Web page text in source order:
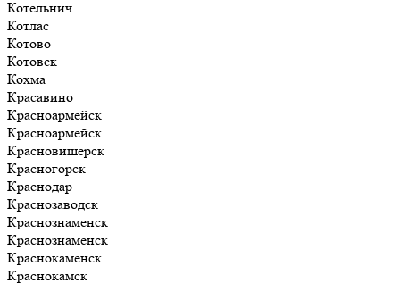
Котельнич
Котлас
Котово
Котовск
Кохма
Красавино
Красноармейск
Красноармейск
Красновишерск
Красногорск
Краснодар
Краснозаводск
Краснознаменск
Краснознаменск
Краснокаменск
Краснокамск